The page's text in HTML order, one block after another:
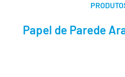
Papel de Parede